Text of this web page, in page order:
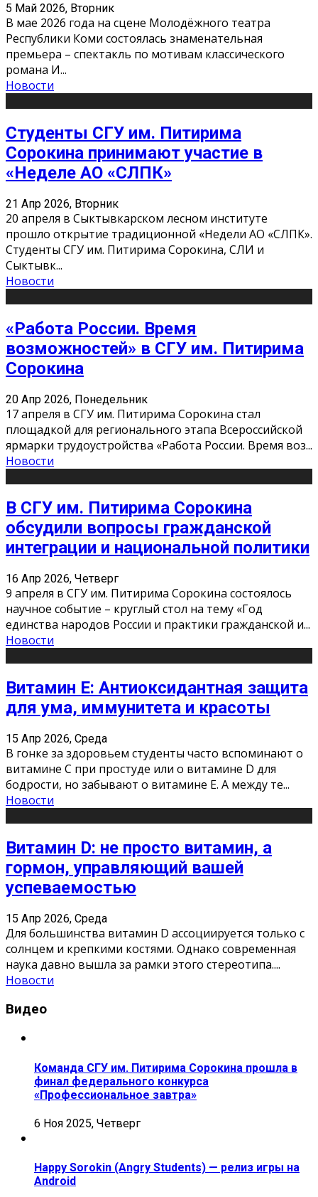
5 Май 2026, Вторник
В мае 2026 года на сцене Молодёжного театра
Республики Коми состоялась знаменательная
премьера – спектакль по мотивам классического
романа И...
Новости
Студенты СГУ им. Питирима
Сорокина принимают участие в
«Неделе АО «СЛПК»
21 Апр 2026, Вторник
20 апреля в Сыктывкарском лесном институте
прошло открытие традиционной «Недели АО «СЛПК».
Студенты СГУ им. Питирима Сорокина, СЛИ и
Сыктывк...
Новости
«Работа России. Время
возможностей» в СГУ им. Питирима
Сорокина
20 Апр 2026, Понедельник
17 апреля в СГУ им. Питирима Сорокина стал
площадкой для регионального этапа Всероссийской
ярмарки трудоустройства «Работа России. Время воз...
Новости
В СГУ им. Питирима Сорокина
обсудили вопросы гражданской
интеграции и национальной политики
16 Апр 2026, Четверг
9 апреля в СГУ им. Питирима Сорокина состоялось
научное событие – круглый стол на тему «Год
единства народов России и практики гражданской и...
Новости
Витамин Е: Антиоксидантная защита
для ума, иммунитета и красоты
15 Апр 2026, Среда
В гонке за здоровьем студенты часто вспоминают о
витамине С при простуде или о витамине D для
бодрости, но забывают о витамине Е. А между те...
Новости
Витамин D: не просто витамин, а
гормон, управляющий вашей
успеваемостью
15 Апр 2026, Среда
Для большинства витамин D ассоциируется только с
солнцем и крепкими костями. Однако современная
наука давно вышла за рамки этого стереотипа....
Новости
Видео
Команда СГУ им. Питирима Сорокина прошла в
финал федерального конкурса
«Профессиональное завтра»
6 Ноя 2025, Четверг
Happy Sorokin (Angry Students) — релиз игры на
Android